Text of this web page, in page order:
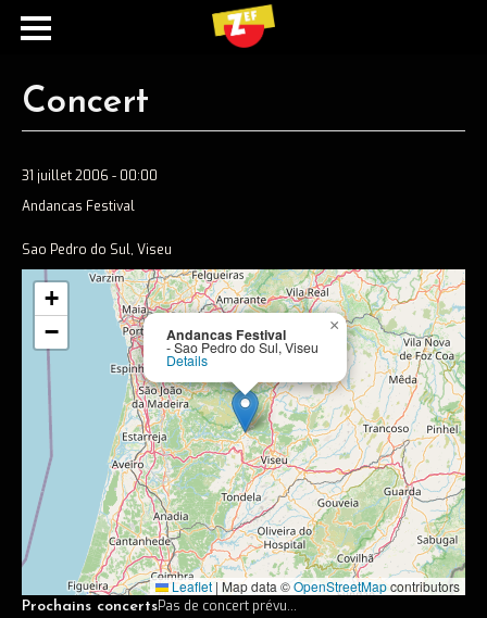
Ecouter
Spotify
Apple music
Concerts
Concerts passés
Vidéos
Discographie
Musiciens
Concert
31 juillet 2006 - 00:00
Andancas Festival
Sao Pedro do Sul, Viseu
Andancas Festival
- Sao Pedro do Sul, Viseu
Details
×
+
−
Leaflet | Map data ©OpenStreetMapcontributors
Prochains concertsPas de concert prévu...